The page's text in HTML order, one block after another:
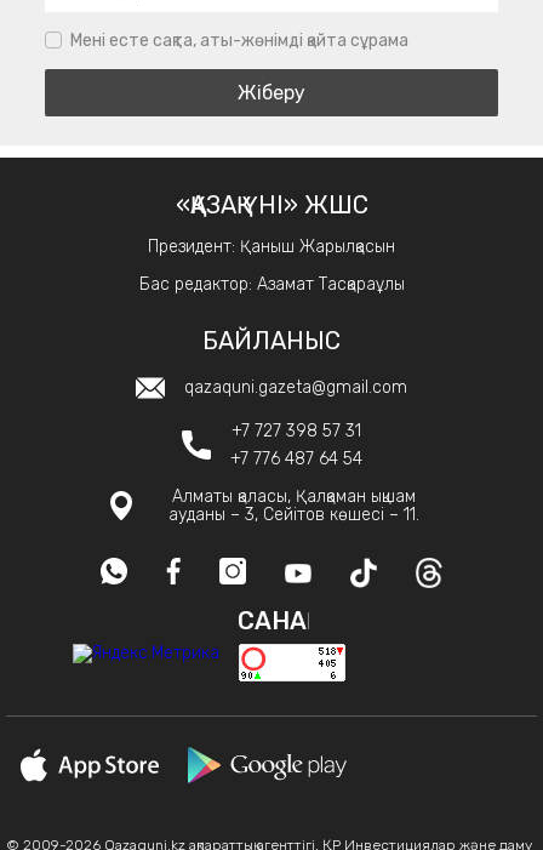
Мені есте сақта, аты-жөнімді қайта сұрама
«ҚАЗАҚ ҮНІ» ЖШС
Президент: Қаныш Жарылқасын
Бас редактор: Азамат Тасқараұлы
БАЙЛАНЫС
qazaquni.gazeta@gmail.com
+7 727 398 57 31
+7 776 487 64 54
Алматы қаласы, Қалқаман ықшам
ауданы – 3, Сейітов көшесі – 11.
САНАҚ
© 2009-2026 Qazaquni.kz ақпараттық агенттігі, ҚР Инвестициялар және даму